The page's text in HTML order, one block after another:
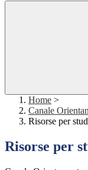
Home >
Canale
Risorse per
Risorse per